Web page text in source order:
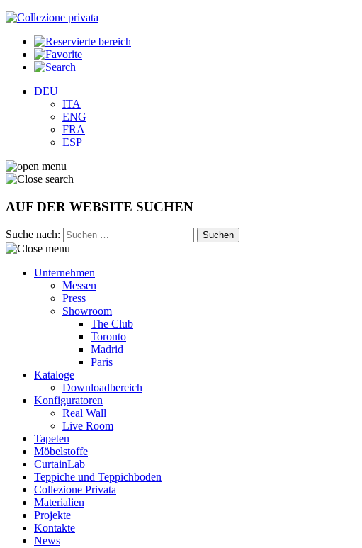
DEU
ITA
ENG
FRA
ESP
AUF DER WEBSITE SUCHEN
Suche nach:
Unternehmen
Messen
Press
Showroom
The Club
Toronto
Madrid
Paris
Kataloge
Downloadbereich
Konfiguratoren
Real Wall
Live Room
Tapeten
Möbelstoffe
CurtainLab
Teppiche und Teppichboden
Collezione Privata
Materialien
Projekte
Kontakte
News